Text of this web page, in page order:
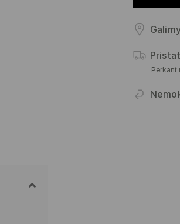
Perkant